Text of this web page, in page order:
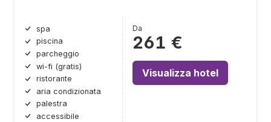
spa
piscina
parcheggio
wi-fi (gratis)
ristorante
aria condizionata
palestra
accessibile
Da
261 €
Visualizza hotel